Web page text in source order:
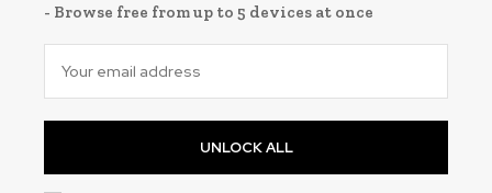
- Browse free from up to 5 devices at once
UNLOCK ALL